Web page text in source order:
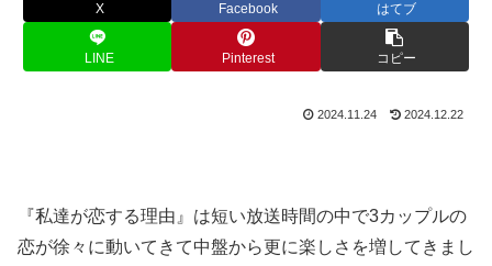
X Facebook はてブ
LINE Pinterest コピー
2024.11.24 2024.12.22
『私達が恋する理由』は短い放送時間の中で3カップルの
恋が徐々に動いてきて中盤から更に楽しさを増してきまし